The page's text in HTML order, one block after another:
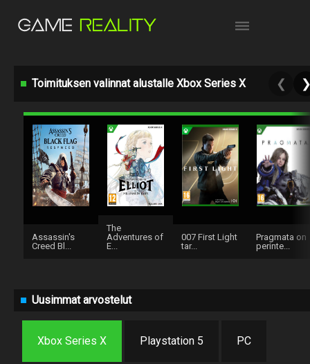
Toimituksen valinnat alustalle Xbox Series X ❮
Assassin's
Creed Bl...
The
Adventures of
E...
007 First Light
tar...
Pragmata on
perinte...
Uusimmat arvostelut
Xbox Series X Playstation 5 PC